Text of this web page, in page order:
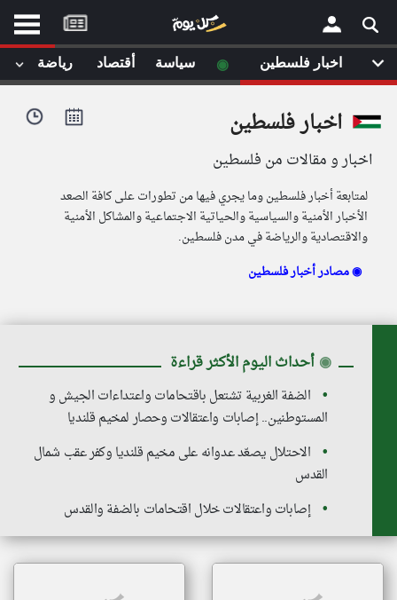
أخر أخبار الوطن العربي
أقترح اضافة مصدر
تغيير الدولة
اخبار فلسطين على مدار الساعة
أهم اخبار فلسطين العاجلة والمباشرة
×
نظر
كاتبيها.
اخبار فلسطين
اخبار و مقالات من فلسطين
لمتابعة أخبار فلسطين وما يجري فيها من تطورات على كافة الصعد
الأخبار الأمنية والسياسية والحياتية الاجتماعية والمشاكل الأمنية
والاقتصادية والرياضة في مدن فلسطين.
مصادر أخبار فلسطين ◉
◉ أحداث اليوم الأكثر قراءة
الضفة الغربية تشتعل باقتحامات واعتداءات الجيش و
المستوطنين.. إصابات واعتقالات وحصار لمخيم قلنديا
الاحتلال يصعّد عدوانه على مخيم قلنديا وكفر عقب شمال
القدس
إصابات واعتقالات خلال اقتحامات بالضفة والقدس
اخبار فلسطين ◉ سياسة أقتصاد رياضة
موقع
كل
يوم
klyoum.com